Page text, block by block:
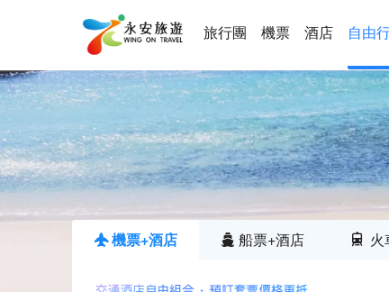
旅行團 機票 酒店 自由
機票+酒店 船票+酒店 火